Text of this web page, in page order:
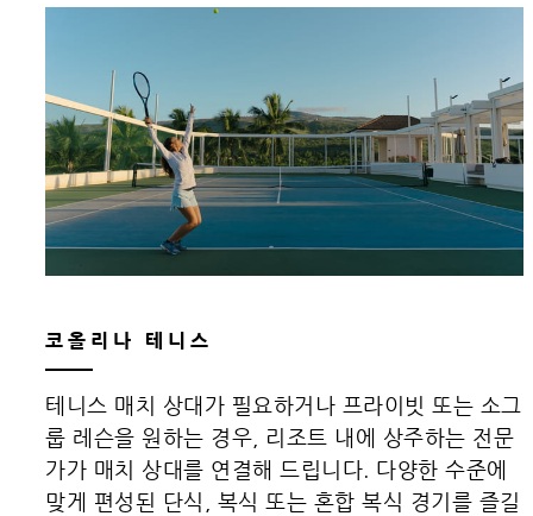
코올리나 테니스
테니스 매치 상대가 필요하거나 프라이빗 또는 소그
룹 레슨을 원하는 경우, 리조트 내에 상주하는 전문
가가 매치 상대를 연결해 드립니다. 다양한 수준에
맞게 편성된 단식, 복식 또는 혼합 복식 경기를 즐길